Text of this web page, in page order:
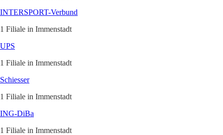
INTERSPORT-Verbund
1 Filiale in Immenstadt
UPS
1 Filiale in Immenstadt
Schiesser
1 Filiale in Immenstadt
ING-DiBa
1 Filiale in Immenstadt